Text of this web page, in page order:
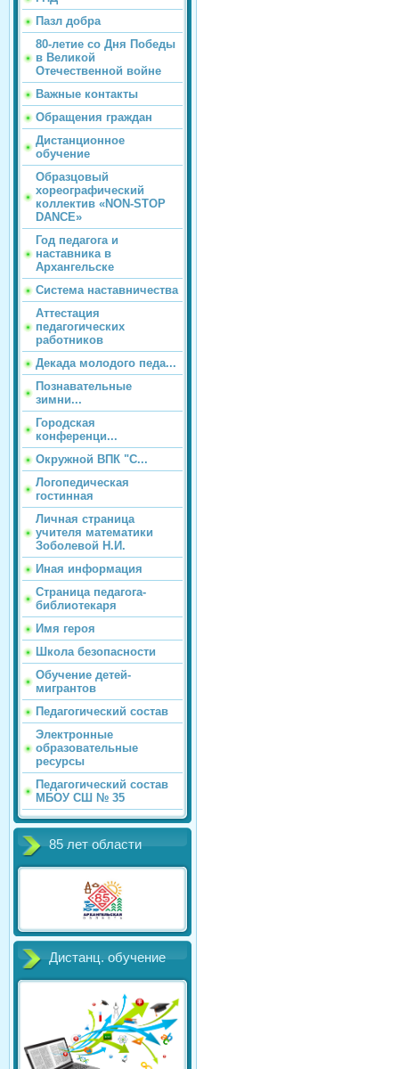
Пазл добра
80-летие со Дня Победы
в Великой
Отечественной войне
Важные контакты
Обращения граждан
Дистанционное
обучение
Образцовый
хореографический
коллектив «NON-STOP
DANCE»
Год педагога и
наставника в
Архангельске
Система наставничества
Аттестация
педагогических
работников
Декада молодого педа...
Познавательные
зимни...
Городская
конференци...
Окружной ВПК "С...
Логопедическая
гостинная
Личная страница
учителя математики
Зоболевой Н.И.
Иная информация
Страница педагога-
библиотекаря
Имя героя
Школа безопасности
Обучение детей-
мигрантов
Педагогический состав
Электронные
образовательные
ресурсы
Педагогический состав
МБОУ СШ № 35
85 лет области
Дистанц. обучение